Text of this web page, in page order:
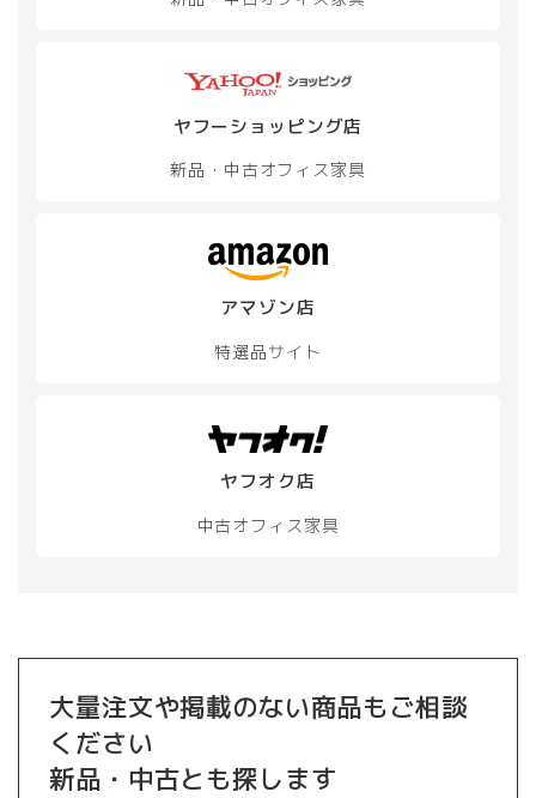
ヤフーショッピング店
新品・中古オフィス家具
アマゾン店
特選品サイト
ヤフオク店
中古オフィス家具
大量注文や掲載のない商品もご相談
ください
新品・中古とも探します